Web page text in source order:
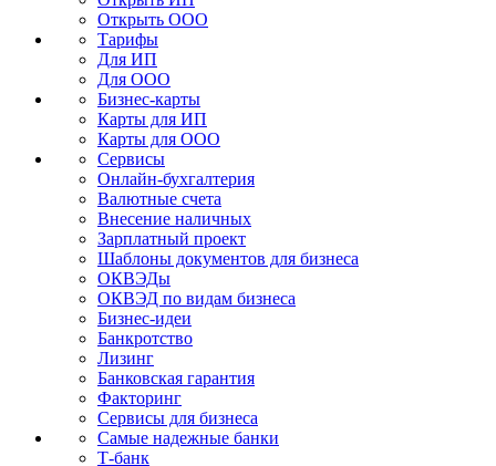
Открыть ООО
Тарифы
Для ИП
Для ООО
Бизнес-карты
Карты для ИП
Карты для ООО
Сервисы
Онлайн-бухгалтерия
Валютные счета
Внесение наличных
Зарплатный проект
Шаблоны документов для бизнеса
ОКВЭДы
ОКВЭД по видам бизнеса
Бизнес-идеи
Банкротство
Лизинг
Банковская гарантия
Факторинг
Сервисы для бизнеса
Самые надежные банки
Т-банк